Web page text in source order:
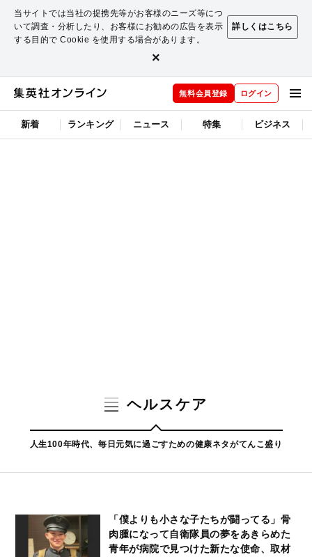
当サイトでは当社の提携先等がお客様のニーズ等につ
いて調査・分析したり、お客様にお勧めの広告を表示
する目的で Cookie を使用する場合があります。
詳しくはこちら
×
無料会員登録 ログイン
新着 ランキング ニュース 特集 ビジネス
ヘルスケア
人生100年時代、毎日元気に過ごすための健康ネタがてんこ盛り
「僕よりも小さな子たちが闘ってる」骨
肉腫になって自衛隊員の夢をあきらめた
青年が病院で見つけた新たな使命、取材